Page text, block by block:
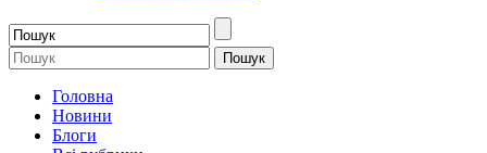
Головна
Новини
Блоги